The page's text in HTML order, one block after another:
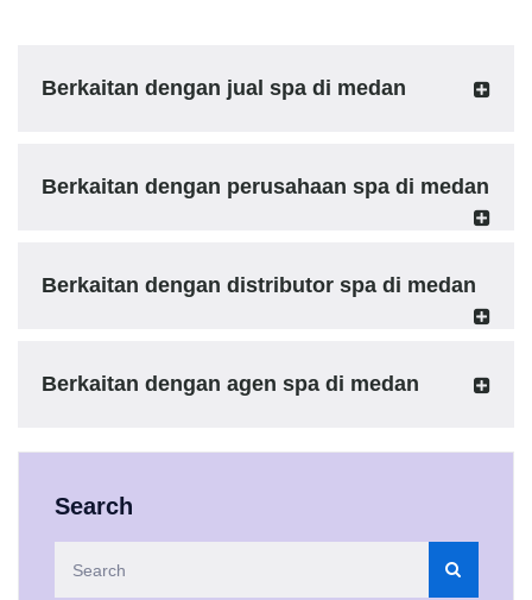
Berkaitan dengan jual spa di medan
Berkaitan dengan perusahaan spa di medan
Berkaitan dengan distributor spa di medan
Berkaitan dengan agen spa di medan
Search